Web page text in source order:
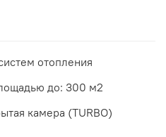
отопления
до: 300 м2
камера (TURBO)